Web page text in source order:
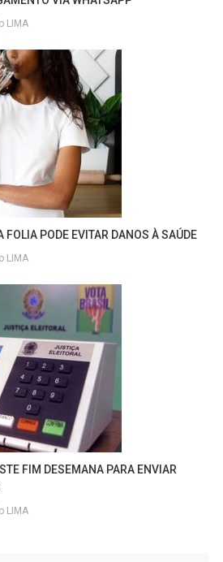
LIMA
FOLIA PODE EVITAR DANOS À SAÚDE
LIMA
FIM DESEMANA PARA ENVIAR
LIMA